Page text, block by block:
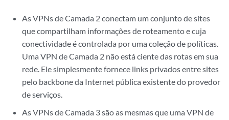
As VPNs de Camada 2 conectam um conjunto de sites
que compartilham informações de roteamento e cuja
conectividade é controlada por uma coleção de políticas.
Uma VPN de Camada 2 não está ciente das rotas em sua
rede. Ele simplesmente fornece links privados entre sites
pelo backbone da Internet pública existente do provedor
deserviços.
As VPNs de Camada 3 são as mesmas que uma VPN de